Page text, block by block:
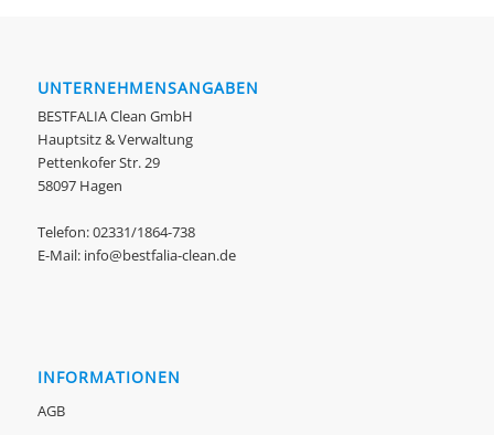
UNTERNEHMENSANGABEN
BESTFALIA Clean GmbH
Hauptsitz & Verwaltung
Pettenkofer Str. 29
58097 Hagen
Telefon:02331/1864-738
E-Mail: info@bestfalia-clean.de
INFORMATIONEN
AGB